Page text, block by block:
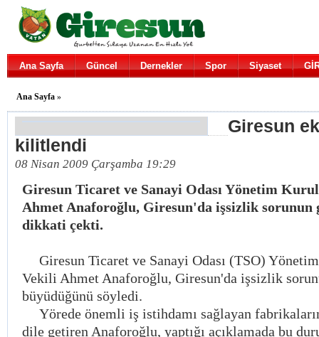
Ana Sayfa Güncel Dernekler Spor Siyaset
Ana Sayfa »
Giresun
kilitlendi
08 Nisan 2009 Çarşamba 19:29
Giresun Ticaret ve Sanayi Odası Yönetim
Ahmet Anaforoğlu, Giresun'da işsizlik sorunun
dikkati çekti.
Giresun Ticaret ve Sanayi Odası (TSO)
Vekili Ahmet Anaforoğlu, Giresun'da işsizlik
büyüdüğünü söyledi.
Yörede önemli iş istihdamı sağlayan
dile getiren Anaforoğlu, yaptığı açıklamada bu